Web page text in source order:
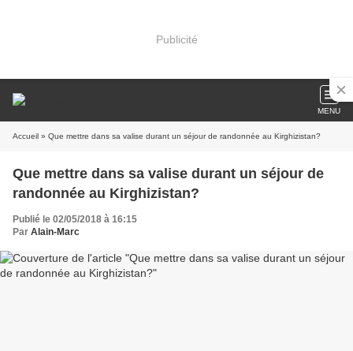
Publicité
MENU
Accueil » Que mettre dans sa valise durant un séjour de randonnée au Kirghizistan?
Que mettre dans sa valise durant un séjour de
randonnée au Kirghizistan?
Publié le 02/05/2018 à 16:15
Par Alain-Marc